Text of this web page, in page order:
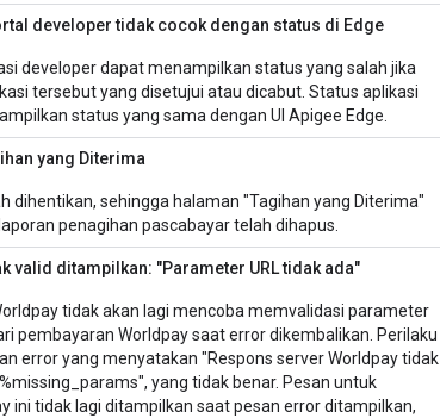
developer tidak cocok dengan status di Edge
developer dapat menampilkan status yang salah jika
tersebut yang disetujui atau dicabut. Status aplikasi
status yang sama dengan UI Apigee Edge.
yang Diterima
dihentikan, sehingga halaman "Tagihan yang Diterima"
penagihan pascabayar telah dihapus.
valid ditampilkan: "Parameter URL tidak ada"
tidak akan lagi mencoba memvalidasi parameter
pembayaran Worldpay saat error dikembalikan. Perilaku
error yang menyatakan "Respons server Worldpay tidak
yang tidak benar. Pesan untuk
ini tidak lagi ditampilkan saat pesan error ditampilkan,